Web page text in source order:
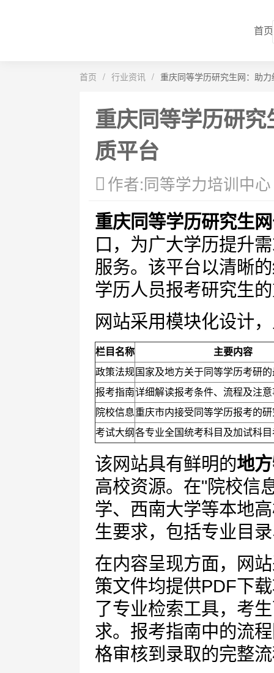
首页
首页 / 行业资讯 / 重庆同等学历研究生网：助
重庆同等学历研
质平台
作者:同等学力培训中心
重庆同等学历研究生网
口，为广大学历提升
服务。该平台以清晰
学历人员报考研究生
网站采用模块化设计
栏目名称
主要内容
政策法规 国家及地方关于同等学历考研
报考指南详细解读报考条件、流程及注
院校信息重庆市内接受同等学历报考的
考试大纲 各专业全国统考科目及加试科
该网站具有鲜明的地
高校资源。在"院校信
学、西南大学等本地
生要求，包括专业目
在内容呈现方面，网
策文件均提供PDF下
了专业检索工具，考
求。报考指南中的流
格审核到录取的完整